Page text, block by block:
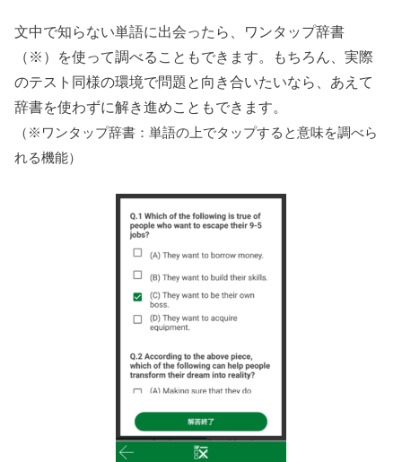
文中で知らない単語に出会ったら、ワンタップ辞書
（※）を使って調べることもできます。もちろん、実際
のテスト同様の環境で問題と向き合いたいなら、あえて
辞書を使わずに解き進めこともできます。
（※ワンタップ辞書：単語の上でタップすると意味を調べら
れる機能）